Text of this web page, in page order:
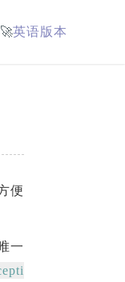
🚀英语版本
便
一